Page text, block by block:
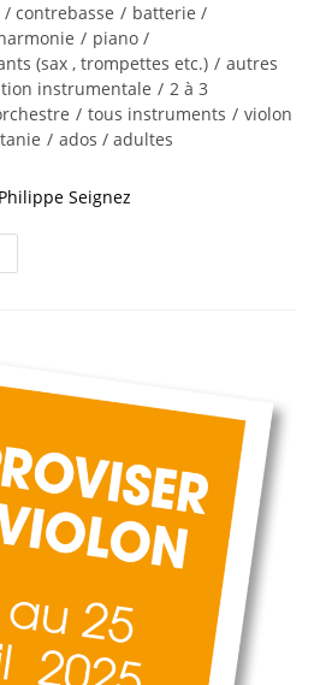
/ contrebasse / batterie /
/ piano /
(sax , trompettes etc.) / autres
instrumentale / 2 à 3
/ tous instruments / violon
/ ados / adultes
Seignez